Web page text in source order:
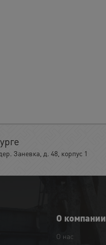
Заневка, д. 48, корпус 1
О компании
О нас